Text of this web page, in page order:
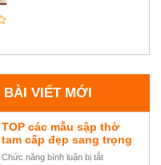
BÀI VIẾT MỚI
TOP các mẫu sập thờ
tam cấp đẹp sang trọng
Chức năng bình luận bị tắtở